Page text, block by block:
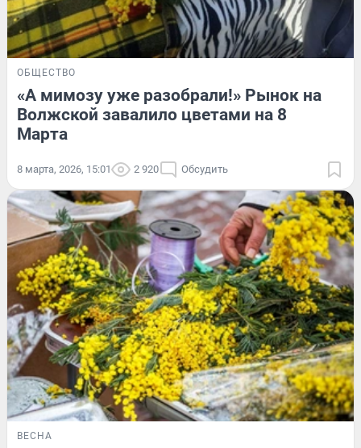
ОБЩЕСТВО
«А мимозу уже разобрали!» Рынок на
Волжской завалило цветами на 8
Марта
8 марта, 2026, 15:01 2 920 Обсудить
ВЕСНА